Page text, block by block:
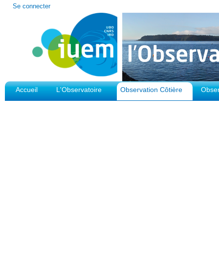
Outils
Se connecter
Accueil L'Observatoire Observation Côtière